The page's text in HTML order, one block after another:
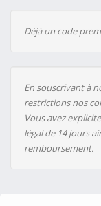
Déjà un code
En souscrivant à
restrictions nos
Vous avez
légal de 14 jours
remboursement.